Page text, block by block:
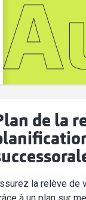
de la
la relève de